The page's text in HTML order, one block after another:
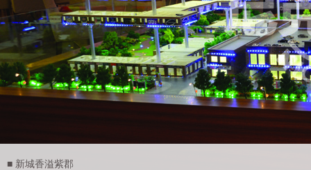
■ 新城香溢紫郡